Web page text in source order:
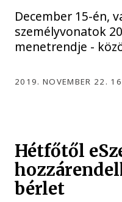
December 15-én,
személyvonatok
menetrendje -
2019. NOVEMBER 22.
Hétfőtől
bérlet